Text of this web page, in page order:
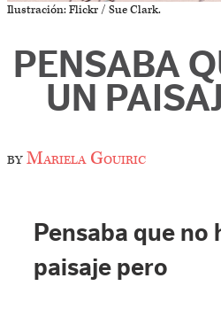
Ilustración: Flickr / Sue Clark.
PENSABA
UN
byMariela Gouiric
Pensaba que no
paisaje pero